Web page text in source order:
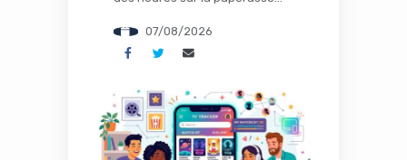
des outils ou la recherche de
solutions techniques. C’est
Naïve, une startup qui vient de
lever 28,5 millions de dollars
pour transformer radicalement
la façon dont les entrepreneurs
07/08/2026